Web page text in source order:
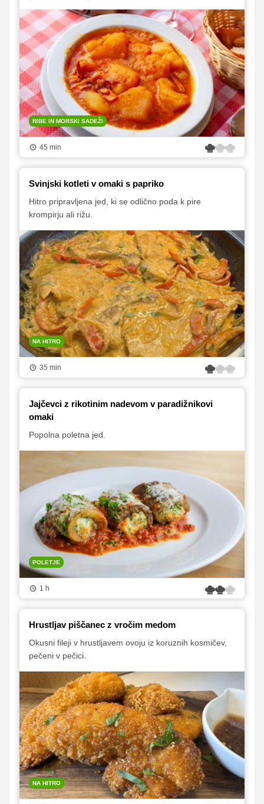
RIBE IN MORSKI SADEŽI
45 min
Svinjski kotleti v omaki s papriko
Hitro pripravljena jed, ki se odlično poda k pire
krompirju ali rižu.
NA HITRO
35 min
Jajčevci z rikotinim nadevom v paradižnikovi
omaki
Popolna poletna jed.
POLETJE
1 h
Hrustljav piščanec z vročim medom
Okusni fileji v hrustljavem ovoju iz koruznih kosmičev,
pečeni v pečici.
NA HITRO